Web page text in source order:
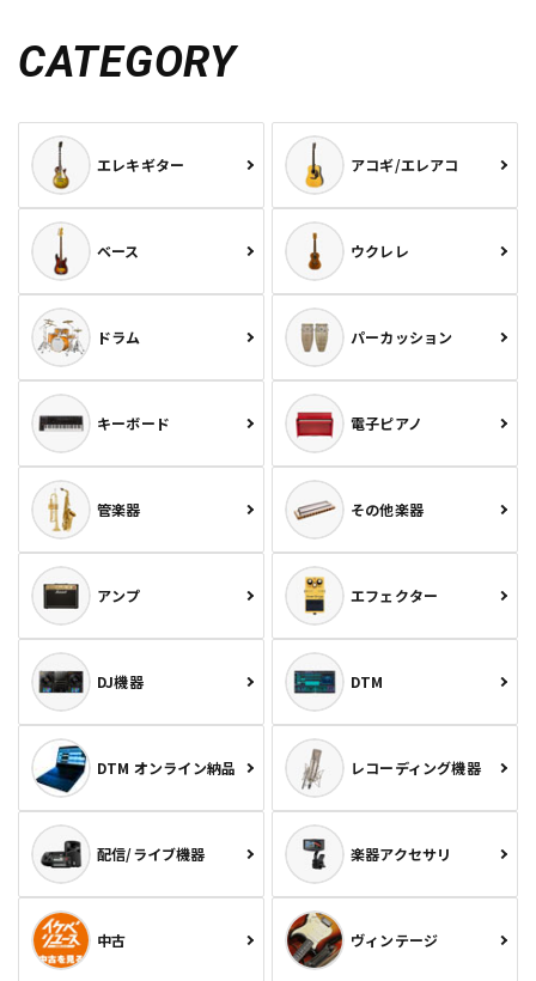
CATEGORY
エレキギター アコギ/エレアコ
ベース ウクレレ
ドラム パーカッション
キーボード 電子ピアノ
管楽器 その他楽器
アンプ エフェクター
DJ機器 DTM
DTM オンライン納品 レコーディング機器
配信/ライブ機器 楽器アクセサリ
中古 ヴィンテージ